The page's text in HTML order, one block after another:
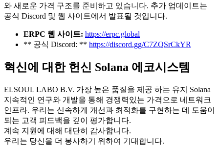
와 새로운 가격 구조를 준비하고 있습니다. 추가 업데이트는
공식 Discord 및 웹 사이트에서 발표될 것입니다.
ERPC 웹 사이트: https://erpc.global
** 공식 Discord: ** https://discord.gg/C7ZQSrCkYR
혁신에 대한 헌신 Solana 에코시스템
ELSOUL LABO B.V. 가장 높은 품질을 제공 하는 유지 Solana
지속적인 연구와 개발을 통해 경쟁력있는 가격으로 네트워크
인프라. 우리는 신속하게 개선과 최적화를 구현하는 데 도움이
되는 고객 피드백을 깊이 평가합니다.
계속 지원에 대해 대단히 감사합니다.
우리는 당신을 더 봉사하기 위하여 기대합니다.